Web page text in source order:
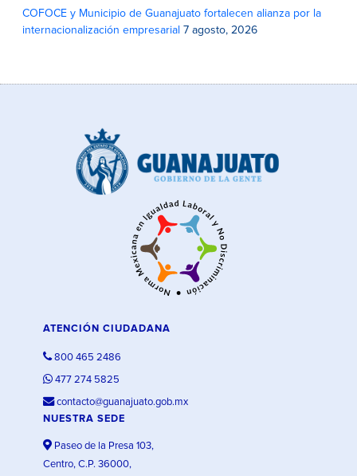
COFOCE y Municipio de Guanajuato fortalecen alianza por la
internacionalización empresarial 7 agosto, 2026
ATENCIÓN CIUDADANA
800 465 2486
477 274 5825
contacto@guanajuato.gob.mx
NUESTRA SEDE
Paseo de la Presa 103,
Centro, C.P. 36000,